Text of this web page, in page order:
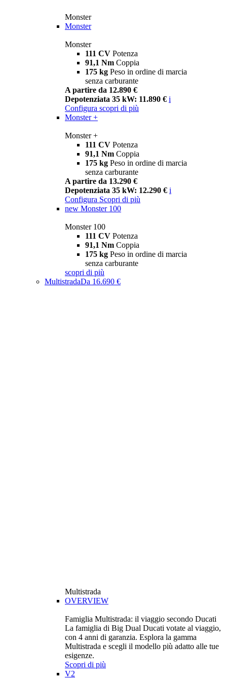
Monster
Monster
Monster
111 CV Potenza
91,1 Nm Coppia
175 kg Peso in ordine di marcia
senza carburante
A partire da 12.890 €
Depotenziata 35 kW: 11.890 € i
Configura scopri di più
Monster +
Monster +
111 CV Potenza
91,1 Nm Coppia
175 kg Peso in ordine di marcia
senza carburante
A partire da 13.290 €
Depotenziata 35 kW: 12.290 € i
Configura Scopri di più
new Monster 100
Monster 100
111 CV Potenza
91,1 Nm Coppia
175 kg Peso in ordine di marcia
senza carburante
scopri di più
MultistradaDa 16.690 €
Multistrada
OVERVIEW
Famiglia Multistrada: il viaggio secondo Ducati
La famiglia di Big Dual Ducati votate al viaggio,
con 4 anni di garanzia. Esplora la gamma
Multistrada e scegli il modello più adatto alle tue
esigenze.
Scopri di più
V2